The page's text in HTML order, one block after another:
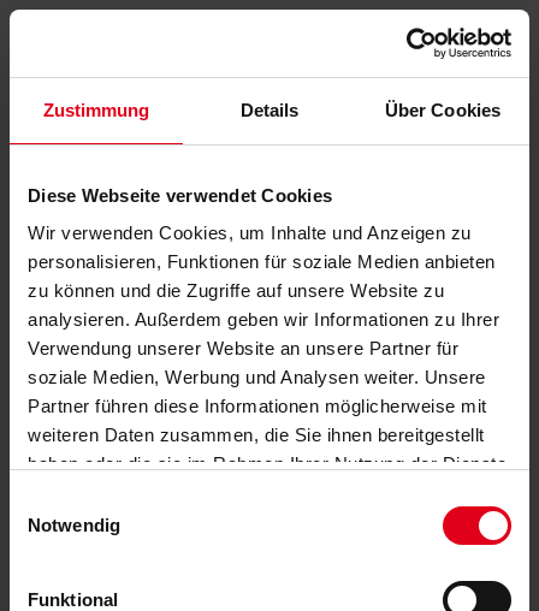
Zustimmung Details Über Cookies
Diese Webseite verwendet Cookies
Wir verwenden Cookies, um Inhalte und Anzeigen zu
personalisieren, Funktionen für soziale Medien anbieten
zu können und die Zugriffe auf unsere Website zu
analysieren. Außerdem geben wir Informationen zu Ihrer
Verwendung unserer Website an unsere Partner für
soziale Medien, Werbung und Analysen weiter. Unsere
Partner führen diese Informationen möglicherweise mit
weiteren Daten zusammen, die Sie ihnen bereitgestellt
haben oder die sie im Rahmen Ihrer Nutzung der Dienste
Notwendig
Funktional